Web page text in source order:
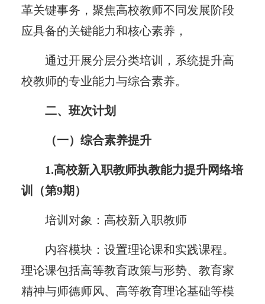
革关键事务，聚焦高校教师不同发展阶段
应具备的关键能力和核心素养，
通过开展分层分类培训，系统提升高
校教师的专业能力与综合素养。
二、班次计划
（一）综合素养提升
1.高校新入职教师执教能力提升网络培
训（第9期）
培训对象：高校新入职教师
内容模块：设置理论课和实践课程。
理论课包括高等教育政策与形势、教育家
精神与师德师风、高等教育理论基础等模